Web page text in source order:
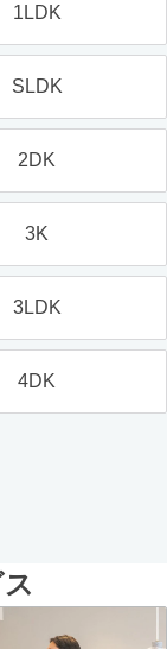
1LDK
SLDK
2DK
3K
3LDK
4DK